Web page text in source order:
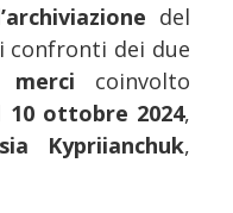
del
confronti dei due
merci coinvolto
10 ottobre 2024,
Kypriianchuk,